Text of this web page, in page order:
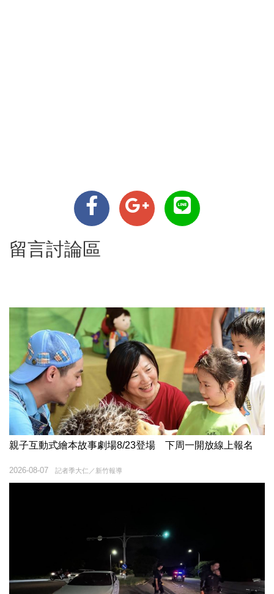
留言討論區
親子互動式繪本故事劇場8/23登場 下周一開放線上報名
記者季大仁／新竹報導
2026-08-07